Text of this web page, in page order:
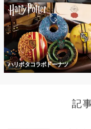
ハリポタコラボドーナツ
記